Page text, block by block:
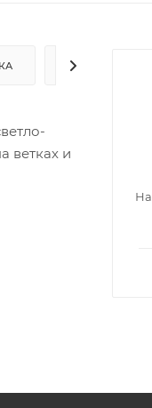
ЗАДАТЬ
ветках и